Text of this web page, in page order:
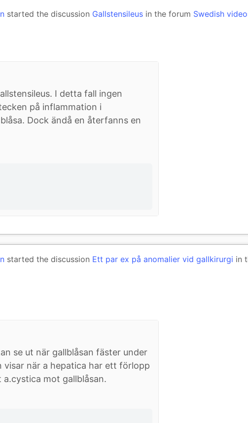
started the discussion Gallstensileus in the forum Swedish
I detta fall ingen
på inflammation i
Dock ändå en återfanns en
started the discussion Ett par ex på anomalier vid gallkirurgi in
se ut när gallblåsan fäster under
visar när a hepatica har ett förlopp
mot gallblåsan.